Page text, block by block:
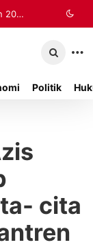
20
Politik
cita